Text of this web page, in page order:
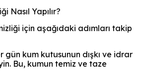
Nasıl Yapılır?
için aşağıdaki adımları takip
gün kum kutusunun dışkı ve idrar
Bu, kumun temiz ve taze